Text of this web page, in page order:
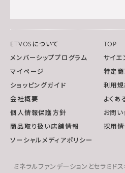
ETVOSについて
TOP
メンバーシッププログラム
サイエ
マイページ
特定
ショッピングガイド
利用
会社概要
よくあ
個人情報保護方針
お問
商品取り扱い店舗情報
採用
ソーシャルメディアポリシー
ミネラルファンデーションとセラミドス